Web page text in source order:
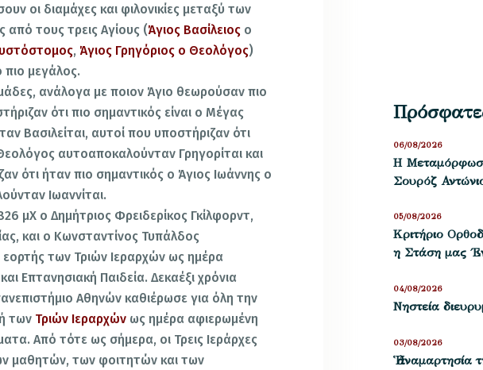
οι διαμάχες και φιλονικίες μεταξύ των
από τους τρεις Αγίους (Άγιος Βασίλειος ο
, Άγιος Γρηγόριος ο Θεολόγος)
πιο μεγάλος.
ανάλογα με ποιον Άγιο θεωρούσαν πιο
ότι πιο σημαντικός είναι ο Μέγας
Βασιλείται, αυτοί που υποστήριζαν ότι
αυτοαποκαλούνταν Γρηγορίται και
ότι ήταν πιο σημαντικός ο Άγιος Ιωάννης ο
Ιωαννίται.
μΧ ο Δημήτριος Φρειδερίκος Γκίλφορντ,
και ο Κωνσταντίνος Τυπάλδος
των Τριών Ιεραρχών ως ημέρα
Επτανησιακή Παιδεία. Δεκαέξι χρόνια
Αθηνών καθιέρωσε για όλη την
των Τριών Ιεραρχών ως ημέρα αφιερωμένη
Από τότε ως σήμερα, οι Τρεις Ιεράρχες
μαθητών, των φοιτητών και των
Η
Σουρόζ
06/08/2026
Kριτήριο
η Στάση μας
05/08/2026
Νηστεία
04/08/2026
Ἡ ἀναμαρτησία
03/08/2026